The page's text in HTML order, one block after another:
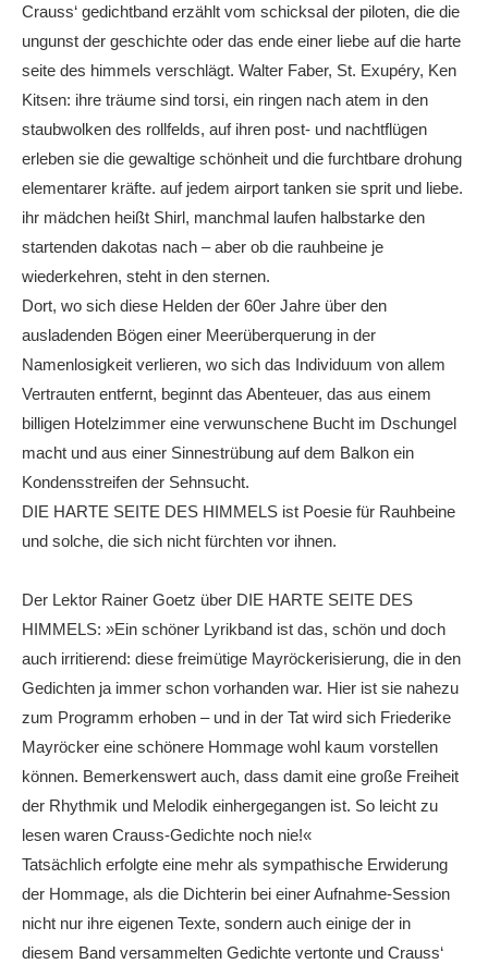
Crauss‘ gedichtband erzählt vom schicksal der piloten, die die
ungunst der geschichte oder das ende einer liebe auf die harte
seite des himmels verschlägt. Walter Faber, St. Exupéry, Ken
Kitsen: ihre träume sind torsi, ein ringen nach atem in den
staubwolken des rollfelds, auf ihren post- und nachtflügen
erleben sie die gewaltige schönheit und die furchtbare drohung
elementarer kräfte. auf jedem airport tanken sie sprit und liebe.
ihr mädchen heißt Shirl, manchmal laufen halbstarke den
startenden dakotas nach – aber ob die rauhbeine je
wiederkehren, steht in den sternen.
Dort, wo sich diese Helden der 60er Jahre über den
ausladenden Bögen einer Meerüberquerung in der
Namenlosigkeit verlieren, wo sich das Individuum von allem
Vertrauten entfernt, beginnt das Abenteuer, das aus einem
billigen Hotelzimmer eine verwunschene Bucht im Dschungel
macht und aus einer Sinnestrübung auf dem Balkon ein
Kondensstreifen der Sehnsucht.
DIE HARTE SEITE DES HIMMELS ist Poesie für Rauhbeine
und solche, die sich nicht fürchten vor ihnen.
Der Lektor Rainer Goetz über DIE HARTE SEITE DES
HIMMELS: »Ein schöner Lyrikband ist das, schön und doch
auch irritierend: diese freimütige Mayröckerisierung, die in den
Gedichten ja immer schon vorhanden war. Hier ist sie nahezu
zum Programm erhoben – und in der Tat wird sich Friederike
Mayröcker eine schönere Hommage wohl kaum vorstellen
können. Bemerkenswert auch, dass damit eine große Freiheit
der Rhythmik und Melodik einhergegangen ist. So leicht zu
lesen waren Crauss-Gedichte noch nie!«
Tatsächlich erfolgte eine mehr als sympathische Erwiderung
der Hommage, als die Dichterin bei einer Aufnahme-Session
nicht nur ihre eigenen Texte, sondern auch einige der in
diesem Band versammelten Gedichte vertonte und Crauss‘